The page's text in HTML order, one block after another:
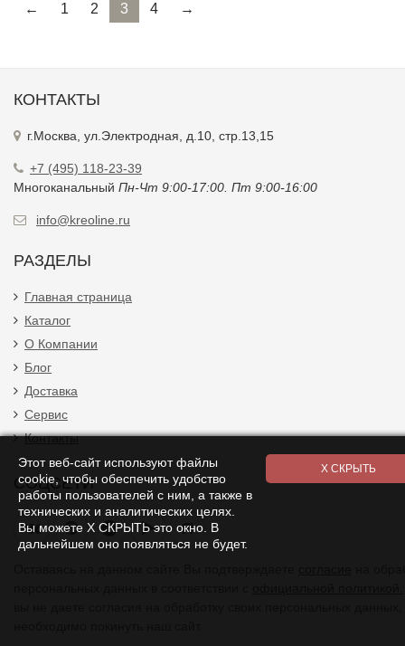
← 1 2 3 4 →
КОНТАКТЫ
г.Москва, ул.Электродная, д.10, стр.13,15
+7 (495) 118-23-39
Многоканальный Пн-Чт 9:00-17:00. Пт 9:00-16:00
info@kreoline.ru
РАЗДЕЛЫ
Главная страница
Каталог
О Компании
Блог
Доставка
Сервис
Контакты
СОЦСЕТИ
Я
Этот веб-сайт используют файлы
cookie, чтобы обеспечить удобство
работы пользователей с ним, а также в
технических и аналитических целях.
Вы можете Х СКРЫТЬ это окно. В
дальнейшем оно появляться не будет.